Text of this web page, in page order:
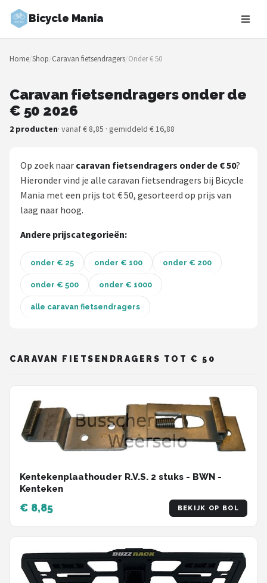
Bicycle Mania
Zoeken
NAVIGATIE
Merken
Fietsroutes
Kinderfietsen
Stadsfietsen
Elektrische fietsen
Mountainbikes
Basil
ABUS
New Looxs
BBB Cycling
Schwalbe
Voltano
Home/Shop/Caravan fietsendragers/Onder € 50
Caravan fietsendragers onder de
€ 50 2026
2 producten· vanaf € 8,85 · gemiddeld € 16,88
Op zoek naar caravan fietsendragers onder de € 50?
Hieronder vind je alle caravan fietsendragers bij Bicycle
Mania met een prijs tot € 50, gesorteerd op prijs van
laag naar hoog.
Andere prijscategorieën:
onder € 25 onder € 100 onder € 200
onder € 500 onder € 1000
alle caravan fietsendragers
CARAVAN FIETSENDRAGERS TOT € 50
Kentekenplaathouder R.V.S. 2 stuks - BWN -
Kenteken
€ 8,85 BEKIJK OP BOL